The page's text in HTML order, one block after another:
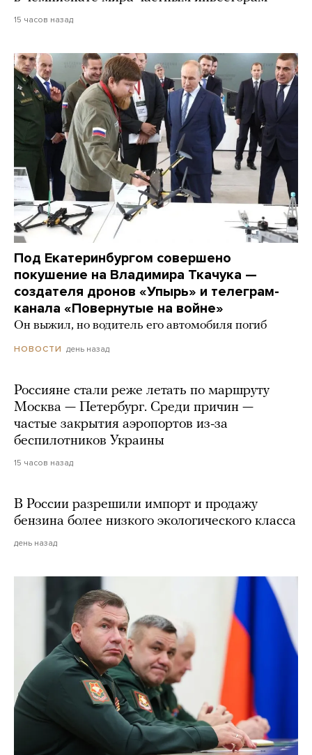
15 часов назад
Под Екатеринбургом совершено
покушение на Владимира Ткачука —
создателя дронов «Упырь» и телеграм-
канала «Повернутые на войне»
Он выжил, но водитель его автомобиля погиб
НОВОСТИ день назад
Россияне стали реже летать по маршруту
Москва — Петербург. Среди причин —
частые закрытия аэропортов из-за
беспилотников Украины
15 часов назад
В России разрешили импорт и продажу
бензина более низкого экологического класса
день назад